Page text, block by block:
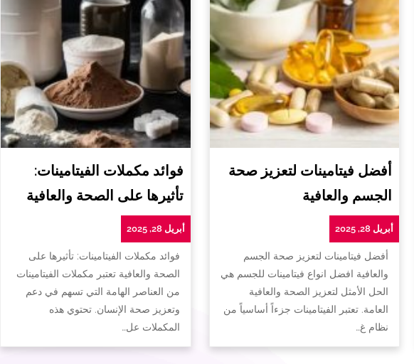
أفضل فيتامينات لتعزيز صحة
الجسم والعافية
أبريل 28, 2025
أفضل فيتامينات لتعزيز صحة الجسم
والعافية افضل انواع فيتامينات للجسم هي
الحل الأمثل لتعزيز الصحة والعافية
العامة. تعتبر الفيتامينات جزءاً أساسياً من
نظام غ…
فوائد مكملات الفيتامينات:
تأثيرها على الصحة والعافية
أبريل 28, 2025
فوائد مكملات الفيتامينات: تأثيرها على
الصحة والعافية تعتبر مكملات الفيتامينات
من العناصر الهامة التي تسهم في دعم
وتعزيز صحة الإنسان. تحتوي هذه
المكملات عل…